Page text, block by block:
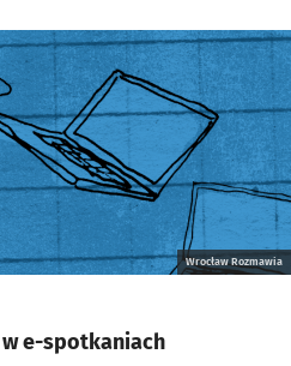
Wrocław Rozmawia
w e-spotkaniach